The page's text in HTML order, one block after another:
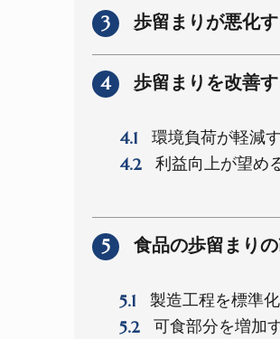
3 歩留まりが悪化
4 歩留まりを改善
4.1 環境負荷が軽減
4.2 利益向上が望め
5 食品の歩留まり
5.1 製造工程を標準
5.2 可食部分を増加